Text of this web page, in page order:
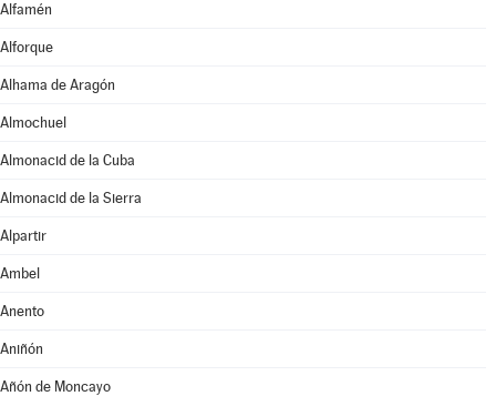
Alfamén
Alforque
Alhama de Aragón
Almochuel
Almonacid de la Cuba
Almonacid de la Sierra
Alpartir
Ambel
Anento
Aniñón
Añón de Moncayo